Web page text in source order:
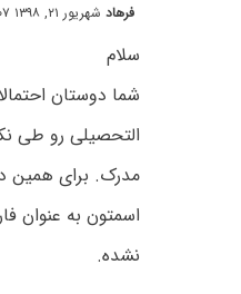
فرهادشهریور ۲۱, ۱۳۹۸ at ۱۲:۰۷ ب٫ظ
سلام
شما دوستان
التحصیلی رو طی
مدرک. برای همین
اسمتون به عنوان
نشده.